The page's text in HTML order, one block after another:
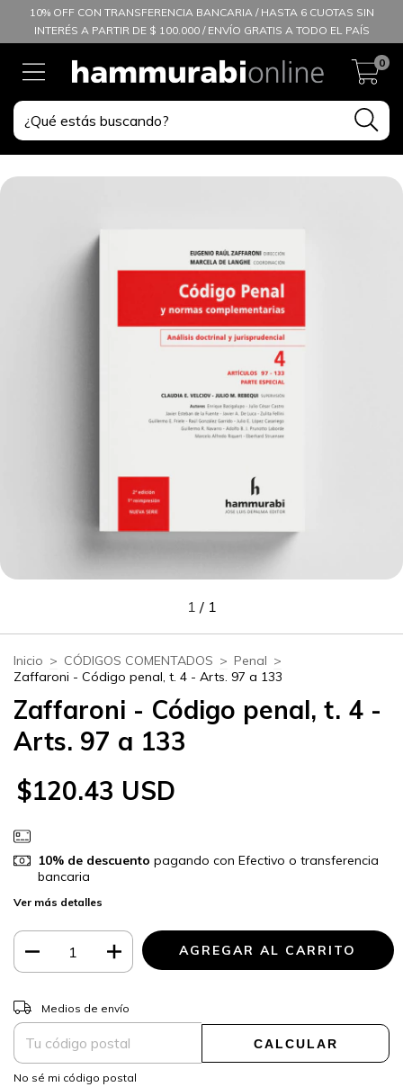
10% OFF CON TRANSFERENCIA BANCARIA / HASTA 6 CUOTAS SIN
INTERÉS A PARTIR DE $ 100.000 / ENVÍO GRATIS A TODO EL PAÍS
0
1 / 1
Inicio > CÓDIGOS COMENTADOS > Penal >
Zaffaroni - Código penal, t. 4 - Arts. 97 a 133
Zaffaroni - Código penal, t. 4 -
Arts. 97 a 133
$120.43 USD
10% de descuento pagando con Efectivo o transferencia
bancaria
Ver más detalles
Entregas para el CP:
Medios de envío
CALCULAR
No sé mi código postal